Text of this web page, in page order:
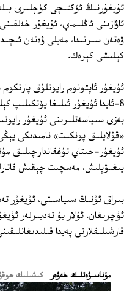
ئۇيغۇرنىڭ ئۆكتىچى كۈچلىرى
ئاۋازىنى ئاڭلىماي، ئۇيغۇر
ۋەتەن سىرتىدا، مەيلى ۋەتەن
كېلىشى كېرەك.
ئۇيغۇر ئاپتونوم رايونلۇق
8‏-ئايدا ئۇيغۇر ئىلىغا يۆتكىلىپ
بەزى سىياسەتلىرىنى ئۇيغۇر
«قۇلايلىق پونكىت» نامىدىكى
ئۇيغۇر-خىتاي تۇغقاندارچىلىق
يىغىۋېلىش، مەسچىت چېقىش
بىراق ئۇنىڭ سىياسىتى، ئۇيغۇر
ئۇچرىغان. ئۇلار بۇ تەدبىرلەر
قارشىلىقلارنى پەيدا
ﻣﯘﻧﺎﺳﯩﯟﻩﺗﻠﯩﻚ ﺧﻪﯞﻩﺭ كىشىلىك